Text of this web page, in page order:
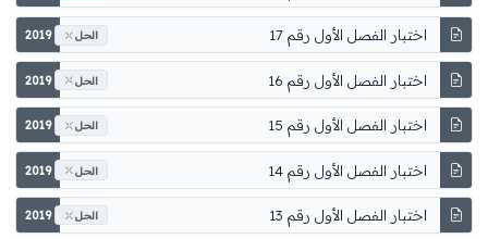
اختبار الفصل الأول رقم 17 2019 الحل
اختبار الفصل الأول رقم 16 2019 الحل
اختبار الفصل الأول رقم 15 2019 الحل
اختبار الفصل الأول رقم 14 2019 الحل
اختبار الفصل الأول رقم 13 2019 الحل